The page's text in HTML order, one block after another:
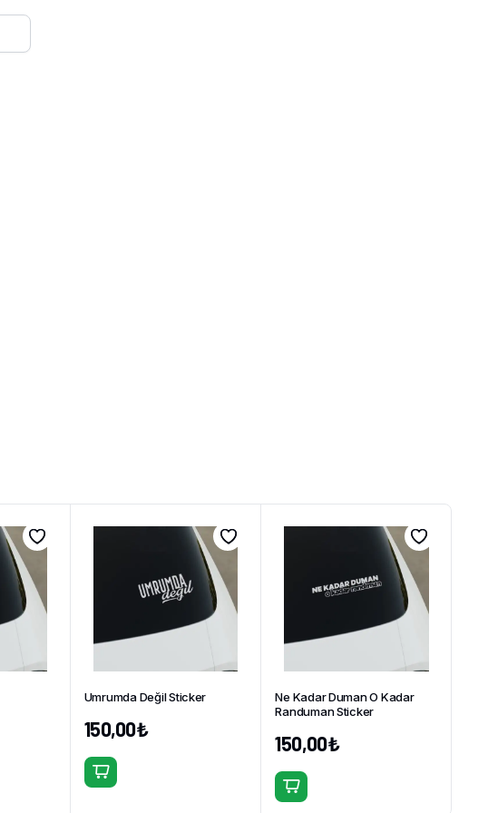
Umrumda Değil Sticker
150,00₺
Bu
Ne Kadar Duman O Kadar
Randuman Sticker
150,00₺
Bu